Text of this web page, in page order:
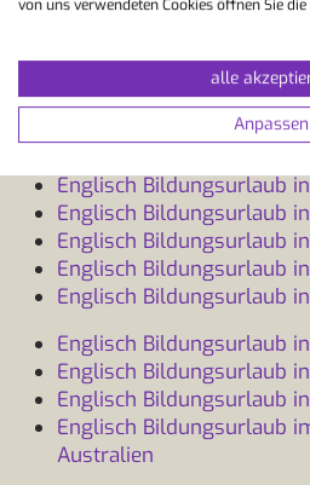
Englisch Bildungsurlaub
Australien
Englisch Bildungsurlaub
Englisch Bildungsurlaub
Englisch Bildungsurlaub
Englisch Bildungsurlaub
Englisch Bildungsurlaub
Englisch Bildungsurlaub
Englisch Bildungsurlaub
Englisch Bildungsurlaub
Englisch Bildungsurlaub
Australien
von uns verwendeten Cookies öffnen Sie
alle
Anpassen